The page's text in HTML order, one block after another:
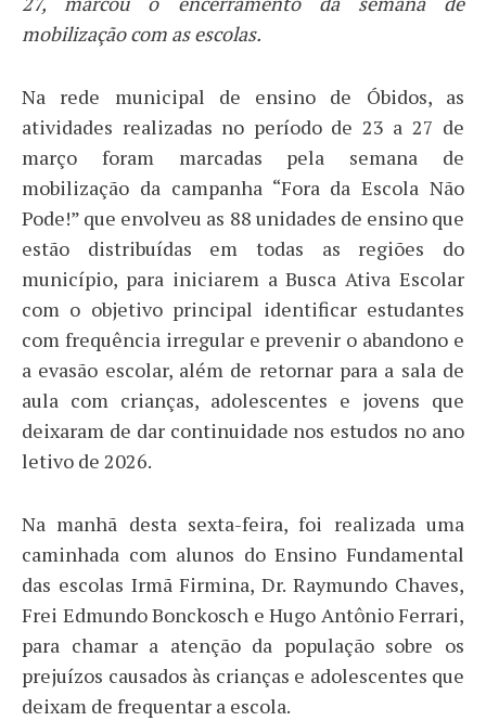
mobilização com as escolas.
Na rede municipal de ensino de Óbidos, as
atividades realizadas no período de 23 a 27 de
março foram marcadas pela semana de
mobilização da campanha “Fora da Escola Não
Pode!” que envolveu as 88 unidades de ensino que
estão distribuídas em todas as regiões do
município, para iniciarem a Busca Ativa Escolar
com o objetivo principal identificar estudantes
com frequência irregular e prevenir o abandono e
a evasão escolar, além de retornar para a sala de
aula com crianças, adolescentes e jovens que
deixaram de dar continuidade nos estudos no ano
letivo de 2026.
Na manhã desta sexta-feira, foi realizada uma
caminhada com alunos do Ensino Fundamental
das escolas Irmã Firmina, Dr. Raymundo Chaves,
Frei Edmundo Bonckosch e Hugo Antônio Ferrari,
para chamar a atenção da população sobre os
prejuízos causados às crianças e adolescentes que
deixam de frequentar a escola.